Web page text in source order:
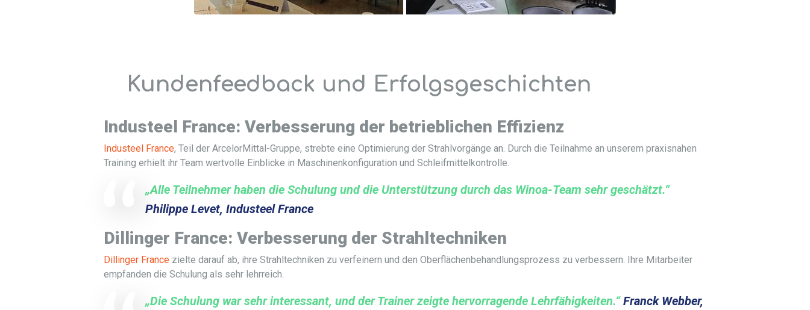
Kundenfeedback und Erfolgsgeschichten
Industeel France: Verbesserung der betrieblichen Effizienz
Industeel France, Teil der ArcelorMittal-Gruppe, strebte eine Optimierung der Strahlvorgänge an. Durch die Teilnahme an unserem praxisnahen
Training erhielt ihr Team wertvolle Einblicke in Maschinenkonfiguration und Schleifmittelkontrolle.
„Alle Teilnehmer haben die Schulung und die Unterstützung durch das Winoa-Team sehr geschätzt.“
Philippe Levet, Industeel France
Dillinger France: Verbesserung der Strahltechniken
Dillinger France zielte darauf ab, ihre Strahltechniken zu verfeinern und den Oberflächenbehandlungsprozess zu verbessern. Ihre Mitarbeiter
empfanden die Schulung als sehr lehrreich.
„Die Schulung war sehr interessant, und der Trainer zeigte hervorragende Lehrfähigkeiten.“Franck Webber,